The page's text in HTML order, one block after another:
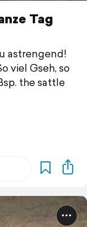
Tag
astrengend!
viel Gseh, so
the sattle